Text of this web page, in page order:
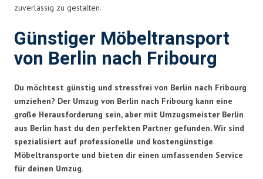
zuverlässig zu gestalten.
Günstiger Möbeltransport
von Berlin nach Fribourg
Du möchtest günstig und stressfrei von Berlin nach Fribourg
umziehen? Der Umzug von Berlin nach Fribourg kann eine
große Herausforderung sein, aber mit Umzugsmeister Berlin
aus Berlin hast du den perfekten Partner gefunden. Wir sind
spezialisiert auf professionelle und kostengünstige
Möbeltransporte und bieten dir einen umfassenden Service
für deinen Umzug.